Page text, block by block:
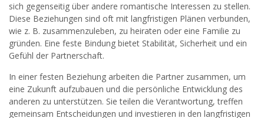
sich gegenseitig über andere romantische Interessen zu stellen.
Diese Beziehungen sind oft mit langfristigen Plänen verbunden,
wie z. B. zusammenzuleben, zu heiraten oder eine Familie zu
gründen. Eine feste Bindung bietet Stabilität, Sicherheit und ein
Gefühl der Partnerschaft.
In einer festen Beziehung arbeiten die Partner zusammen, um
eine Zukunft aufzubauen und die persönliche Entwicklung des
anderen zu unterstützen. Sie teilen die Verantwortung, treffen
gemeinsam Entscheidungen und investieren in den langfristigen